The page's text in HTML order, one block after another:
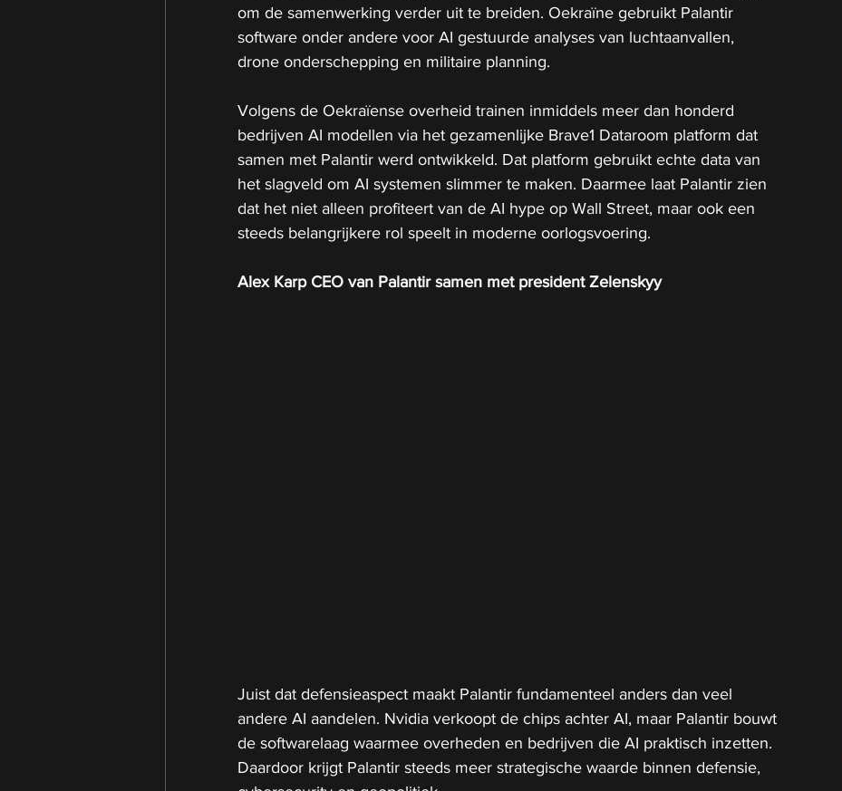
om de samenwerking verder uit te breiden. Oekraïne gebruikt Palantir
software onder andere voor AI gestuurde analyses van luchtaanvallen,
drone onderschepping en militaire planning.
Volgens de Oekraïense overheid trainen inmiddels meer dan honderd
bedrijven AI modellen via het gezamenlijke Brave1 Dataroom platform dat
samen met Palantir werd ontwikkeld. Dat platform gebruikt echte data van
het slagveld om AI systemen slimmer te maken. Daarmee laat Palantir zien
dat het niet alleen profiteert van de AI hype op Wall Street, maar ook een
steeds belangrijkere rol speelt in moderne oorlogsvoering.
Alex Karp CEO van Palantir samen met president Zelenskyy
Juist dat defensieaspect maakt Palantir fundamenteel anders dan veel
andere AI aandelen. Nvidia verkoopt de chips achter AI, maar Palantir bouwt
de softwarelaag waarmee overheden en bedrijven die AI praktisch inzetten.
Daardoor krijgt Palantir steeds meer strategische waarde binnen defensie,